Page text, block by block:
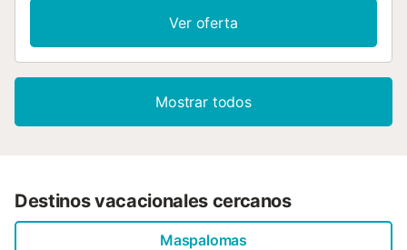
Ver oferta
Mostrar todos
Destinos vacacionales cercanos
Maspalomas